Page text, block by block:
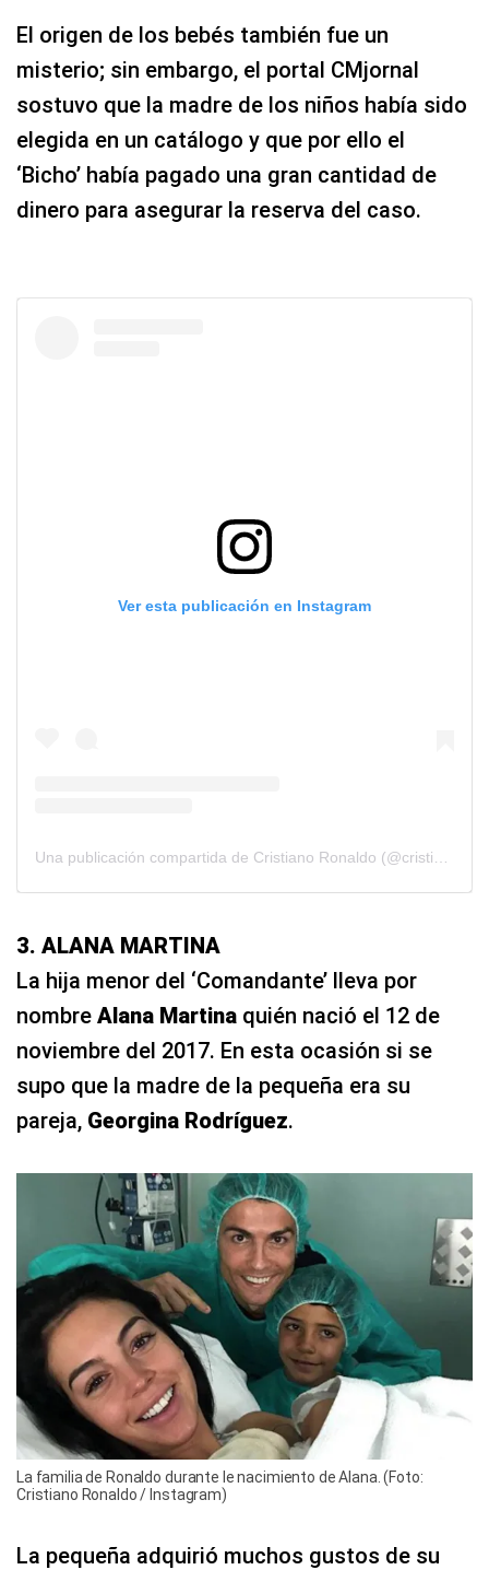
El origen de los bebés también fue un
misterio; sin embargo, el portal CMjornal
sostuvo que la madre de los niños había sido
elegida en un catálogo y que por ello el
‘Bicho’ había pagado una gran cantidad de
dinero para asegurar la reserva del caso.
Ver esta publicación en Instagram
Una publicación compartida de Cristiano Ronaldo (@cristiano)
3. ALANA MARTINA
La hija menor del ‘Comandante’ lleva por
nombre Alana Martina quién nació el 12 de
noviembre del 2017. En esta ocasión si se
supo que la madre de la pequeña era su
pareja, Georgina Rodríguez.
La familia de Ronaldo durante le nacimiento de Alana. (Foto:
Cristiano Ronaldo / Instagram)
La pequeña adquirió muchos gustos de su